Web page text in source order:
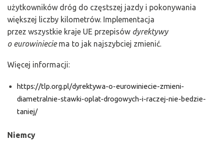
użytkowników dróg do częstszej jazdy i pokonywania
większej liczby kilometrów. Implementacja
przez wszystkie kraje UE przepisów dyrektywy
o eurowinieciema to jak najszybciej zmienić.
Więcej informacji:
https://tlp.org.pl/dyrektywa-o-eurowiniecie-zmieni-
diametralnie-stawki-oplat-drogowych-i-raczej-nie-bedzie-
taniej/
Niemcy